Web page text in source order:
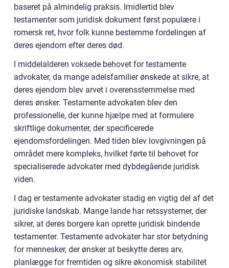
baseret på almindelig praksis. Imidlertid blev
testamenter som juridisk dokument først populære i
romersk ret, hvor folk kunne bestemme fordelingen af
deres ejendom efter deres død.
I middelalderen voksede behovet for testamente
advokater, da mange adelsfamilier ønskede at sikre, at
deres ejendom blev arvet i overensstemmelse med
deres ønsker. Testamente advokaten blev den
professionelle, der kunne hjælpe med at formulere
skriftlige dokumenter, der specificerede
ejendomsfordelingen. Med tiden blev lovgivningen på
området mere kompleks, hvilket førte til behovet for
specialiserede advokater med dybdegående juridisk
viden.
I dag er testamente advokater stadig en vigtig del af det
juridiske landskab. Mange lande har retssystemer, der
sikrer, at deres borgere kan oprette juridisk bindende
testamenter. Testamente advokater har stor betydning
for mennesker, der ønsker at beskytte deres arv,
planlægge for fremtiden og sikre økonomisk stabilitet